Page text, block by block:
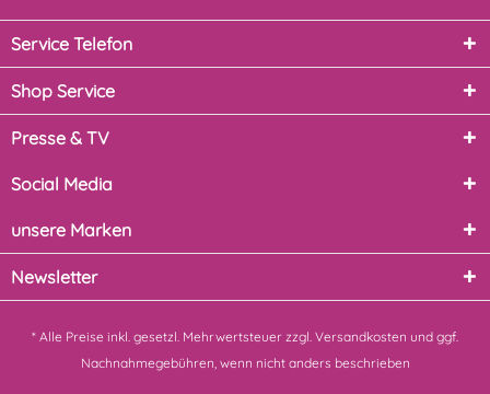
Service Telefon
Shop Service
Presse & TV
Social Media
unsere Marken
Newsletter
* Alle Preise inkl. gesetzl. Mehrwertsteuer zzgl. Versandkosten und ggf.
Nachnahmegebühren, wenn nicht anders beschrieben